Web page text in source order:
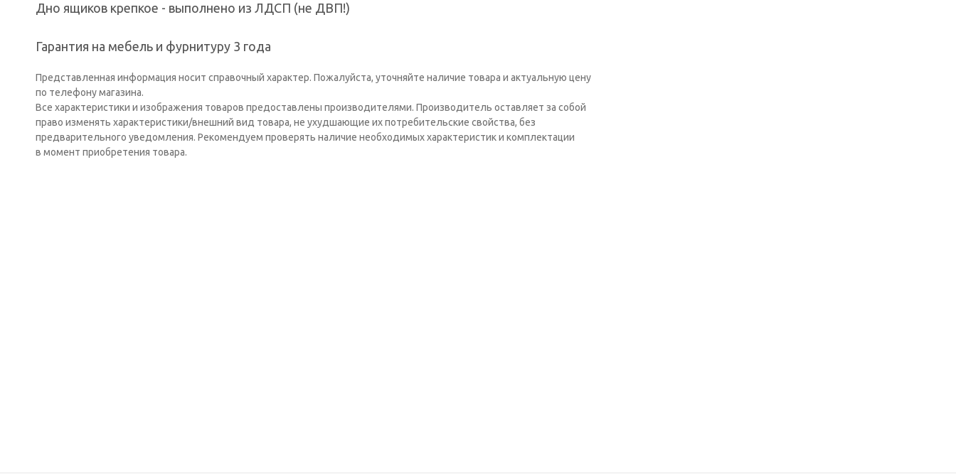
Дно ящиков крепкое - выполнено из ЛДСП (не ДВП!)
Гарантия на мебель и фурнитуру 3 года
Представленная информация носит справочный характер. Пожалуйста, уточняйте наличие товара и актуальную цену
по телефону магазина.
Все характеристики и изображения товаров предоставлены производителями. Производитель оставляет за собой
право изменять характеристики/внешний вид товара, не ухудшающие их потребительские свойства, без
предварительного уведомления. Рекомендуем проверять наличие необходимых характеристик и комплектации
в момент приобретения товара.